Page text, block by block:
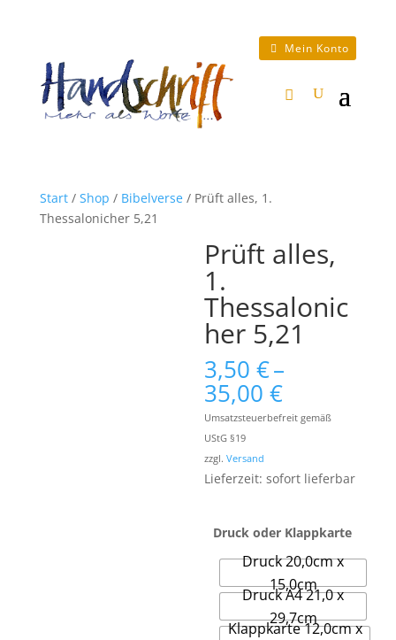
Mein Konto
Start/ Shop / Bibelverse/ Prüft alles, 1.
Thessalonicher 5,21
Prüft alles,
1.
Thessalonic
her 5,21
3,50€–
35,00€
3,50 €
bis
Umsatzsteuerbefreit gemäß
UStG §19
zzgl.Versand
Lieferzeit: sofort lieferbar
Druck oder Klappkarte
Druck 20,0cm x
15,0cm
Druck A4 21,0 x
29,7cm
Klappkarte 12,0cm x